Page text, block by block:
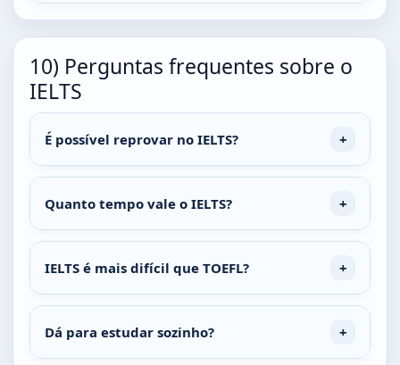
10) Perguntas frequentes sobre o
IELTS
É possível reprovar no IELTS?
Quanto tempo vale o IELTS?
IELTS é mais difícil que TOEFL?
Dá para estudar sozinho?